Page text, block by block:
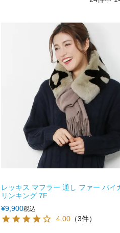
レッキス マフラー 通し ファー バイ
リンキング 7F
¥9,900税込
4.00 （3件）